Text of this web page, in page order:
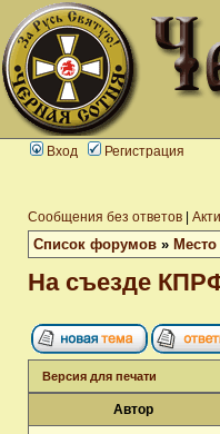
Вход Регистрация
Сообщения без ответов
Список форумов »
На съезде
Версия для печати
Автор